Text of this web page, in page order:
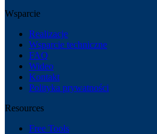
Wsparcie
Realizacje
Wsparcie techniczne
FAQ
Wideo
Kontakt
Polityka prywatności
Resources
Free Tools